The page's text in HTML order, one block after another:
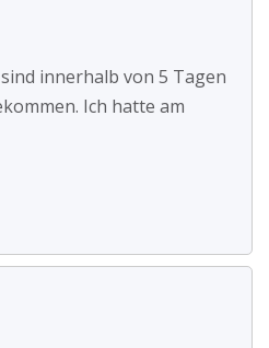
innerhalb von 5 Tagen
Ich hatte am